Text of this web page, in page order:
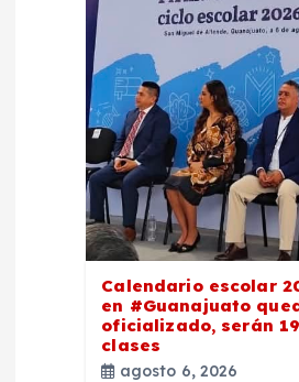
Calendario escolar
en #Guanajuato
oficializado, serán
clases
agosto 6, 2026